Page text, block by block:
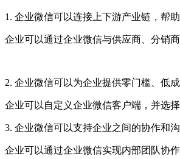
1. 企业微信可以连接上下游产业链，帮
企业可以通过企业微信与供应商、分销
2. 企业微信可以为企业提供零门槛、低
企业可以自定义企业微信客户端，并选
3. 企业微信可以支持企业之间的协作和沟
企业可以通过企业微信实现内部团队协